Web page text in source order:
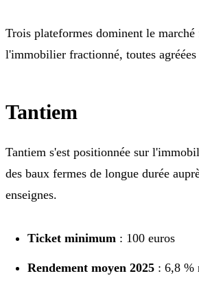
Trois plateformes dominent le marché
l'immobilier fractionné, toutes
Tantiem
Tantiem s'est positionnée sur
des baux fermes de longue durée
enseignes.
Ticket minimum : 100 euros
Rendement moyen 2025 : 6,8 %